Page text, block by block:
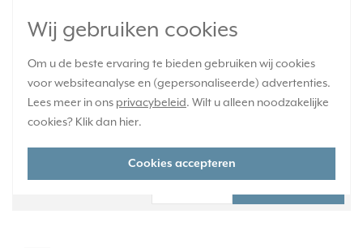
Wij gebruiken cookies
Om u de beste ervaring te bieden gebruiken wij cookies
voor websiteanalyse en (gepersonaliseerde) advertenties.
Lees meer in ons privacybeleid. Wilt u alleen noodzakelijke
cookies? Klik dan hier.
Cookies accepteren
invoer en trekontlasting aan de boven- en onderzijde. Bedrading
aansluiten met schroefklemmen. Serie: AP 600, kleur: alpine
wit.
Meer informatie »
Verwachte levertijd:
Voor maandag 21u besteld, dinsdag in huis*
Huidige voorraad:
35 stuk(s)
39,95